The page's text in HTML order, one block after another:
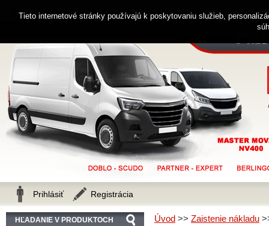
Úvod >> Zaistenie nákladu
HĽADANIE V PRODUKTOCH
Zákaznícka linka 0914 238 482
Prihlásiť Registrácia
Tieto internetové stránky používajú k poskytovaniu služieb,